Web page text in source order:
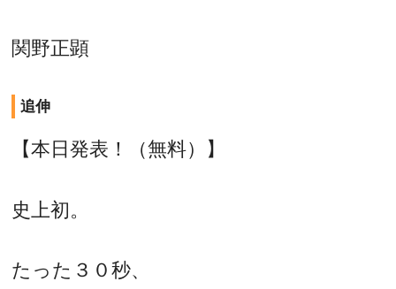
関野正顕
追伸
【本日発表！（無料）】
史上初。
たった３０秒、